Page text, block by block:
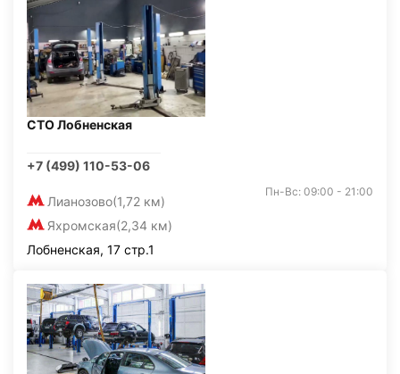
СТО Лобненская
+7 (499) 110-53-06
Лианозово(1,72 км)
Яхромская(2,34 км)
Пн-Вс: 09:00 - 21:00
Лобненская, 17 стр.1